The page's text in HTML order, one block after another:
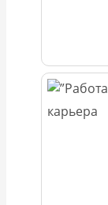
карьера